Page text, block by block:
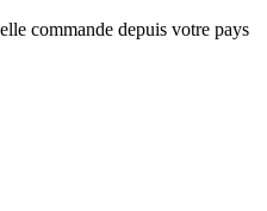
commande depuis votre pays